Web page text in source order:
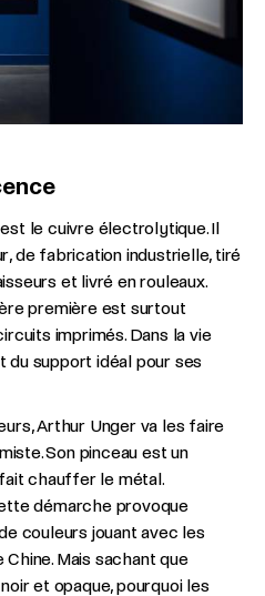
le cuivre électrolytique. Il
de fabrication industrielle, tiré
et livré en rouleaux.
première est surtout
imprimés. Dans la vie
du support idéal pour ses
Arthur Unger va les faire
Son pinceau est un
chauffer le métal.
démarche provoque
couleurs jouant avec les
Mais sachant que
et opaque, pourquoi les